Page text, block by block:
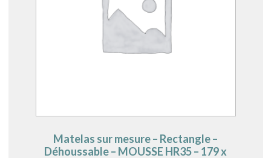
Matelas sur mesure – Rectangle –
Déhoussable – MOUSSE HR35 – 179 x